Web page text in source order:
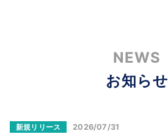
NEWS
お知らせ
新規リリース 2026/07/31